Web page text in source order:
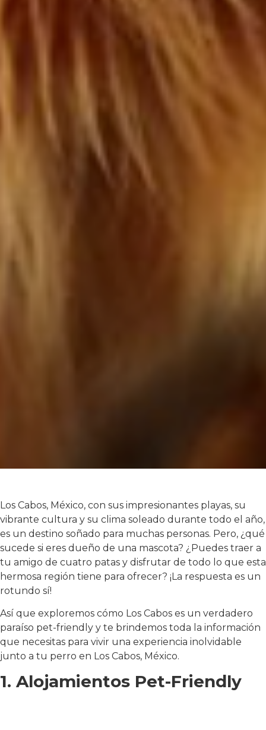
Los Cabos, México, con sus impresionantes playas, su
vibrante cultura y su clima soleado durante todo el año,
es un destino soñado para muchas personas. Pero, ¿qué
sucede si eres dueño de una mascota? ¿Puedes traer a
tu amigo de cuatro patas y disfrutar de todo lo que esta
hermosa región tiene para ofrecer? ¡La respuesta es un
rotundo sí!
Así que exploremos cómo Los Cabos es un verdadero
paraíso pet-friendly y te brindemos toda la información
que necesitas para vivir una experiencia inolvidable
junto a tu perro en Los Cabos, México.
1. Alojamientos Pet-Friendly